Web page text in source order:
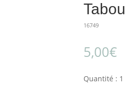
16749
5,00€
Quantité : 1